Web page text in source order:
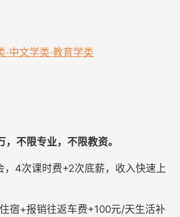
·中文学类·教育学类
，不限专业，不限教资。
，4次课时费+2次底薪，收入快速上
宿+报销往返车费+100元/天生活补